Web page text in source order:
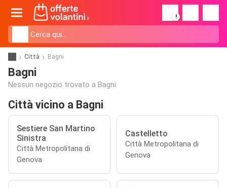
!
Città Bagni
Bagni
Nessun negozio trovato a Bagni.
Città vicino a Bagni
Sestiere San Martino
Sinistra
Città Metropolitana di
Genova
Castelletto
Città Metropolitana di
Genova